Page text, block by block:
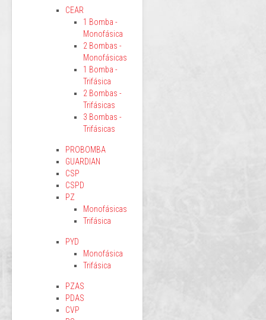
CEAR
1 Bomba -
Monofásica
2 Bombas -
Monofásicas
1 Bomba -
Trifásica
2 Bombas -
Trifásicas
3 Bombas -
Trifásicas
PROBOMBA
GUARDIAN
CSP
CSPD
PZ
Monofásicas
Trifásica
PYD
Monofásica
Trifásica
PZAS
PDAS
CVP